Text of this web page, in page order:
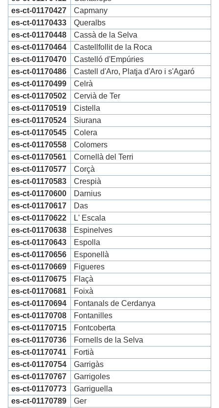
es-ct-01170427
Capmany
es-ct-01170433
Queralbs
es-ct-01170448
Cassà de la Selva
es-ct-01170464
Castellfollit de la Roca
es-ct-01170470
Castelló d'Empúries
es-ct-01170486
Castell d'Aro, Platja d'Aro i s'Agaró
es-ct-01170499
Celrà
es-ct-01170502
Cervià de Ter
es-ct-01170519
Cistella
es-ct-01170524
Siurana
es-ct-01170545
Colera
es-ct-01170558
Colomers
es-ct-01170561
Cornellà del Terri
es-ct-01170577
Corçà
es-ct-01170583
Crespià
es-ct-01170600
Darnius
es-ct-01170617
Das
es-ct-01170622
L' Escala
es-ct-01170638
Espinelves
es-ct-01170643
Espolla
es-ct-01170656
Esponellà
es-ct-01170669
Figueres
es-ct-01170675
Flaçà
es-ct-01170681
Foixà
es-ct-01170694
Fontanals de Cerdanya
es-ct-01170708
Fontanilles
es-ct-01170715
Fontcoberta
es-ct-01170736
Fornells de la Selva
es-ct-01170741
Fortià
es-ct-01170754
Garrigàs
es-ct-01170767
Garrigoles
es-ct-01170773
Garriguella
es-ct-01170789
Ger